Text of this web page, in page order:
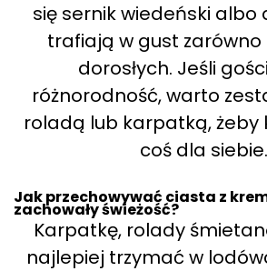
się sernik wiedeński albo
trafiają w gust zarówno
dorosłych. Jeśli
różnorodność, warto
roladą lub karpatką, żeby
coś dla siebie.
Jak przechowywać ciasta z
zachowały świeżość?
Karpatkę, rolady
najlepiej trzymać w